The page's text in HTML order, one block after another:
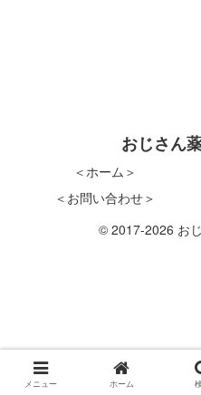
おじさん
＜ホーム＞
＜お問い合わせ＞
© 2017-2026 お
メニュー ホーム